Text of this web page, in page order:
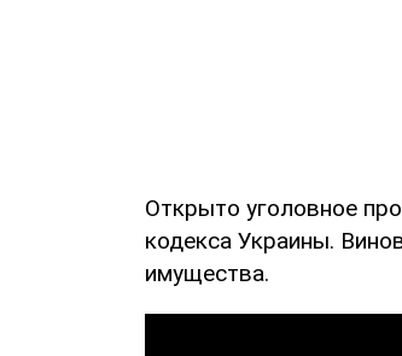
Открыто уголовное
кодекса Украины.
имущества.